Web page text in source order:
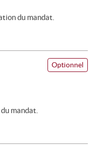
du mandat.
Optionnel
mandat.